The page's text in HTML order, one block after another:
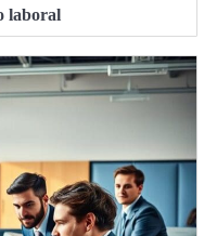
laboral